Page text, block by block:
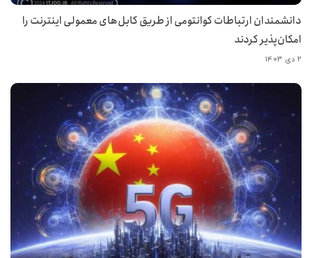
دانشمندان ارتباطات کوانتومی از طریق کابل‌های معمولی اینترنت را
امکان‌پذیر کردند
۲ دی ۱۴۰۳